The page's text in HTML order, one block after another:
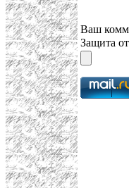
Ваш
Защита